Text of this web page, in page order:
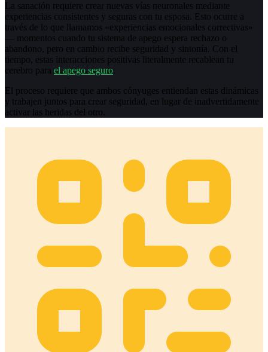
La sanación requiere crear nuevas vías neuronales mediante
experiencias consistentes y seguras con tu esposa. Esto ocurre a
través de lo que llamamos «experiencias emocionales correctivas»
— momentos cuando tu sistema de apego espera rechazo o
abandono, pero en cambio recibe seguridad y sintonía. Con el
tiempo, estas interacciones positivas literalmente recablean tu
cerebro para el apego seguro
El proceso requiere que ambos cónyuges entiendan estas dinámicas
y trabajen juntos para crear seguridad, en lugar de inadvertidamente
activar las heridas del otro.